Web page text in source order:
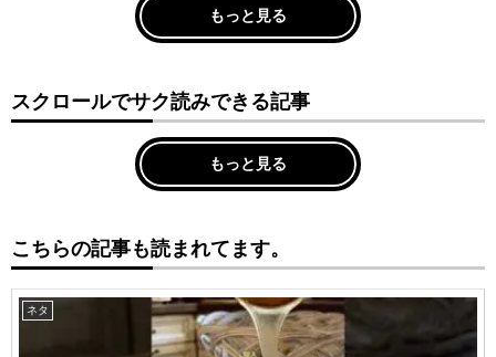
もっと見る
スクロールでサク読みできる記事
もっと見る
こちらの記事も読まれてます。
ネタ